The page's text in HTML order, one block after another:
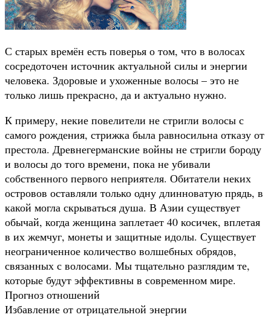
С старых времён есть поверья о том, что в волосах
сосредоточен источник актуальной силы и энергии
человека. Здоровые и ухоженные волосы – это не
только лишь прекрасно, да и актуально нужно.
К примеру, некие повелители не стригли волосы с
самого рождения, стрижка была равносильна отказу от
престола. Древнегерманские войны не стригли бороду
и волосы до того времени, пока не убивали
собственного первого неприятеля. Обитатели неких
островов оставляли только одну длинноватую прядь, в
какой могла скрываться душа. В Азии существует
обычай, когда женщина заплетает 40 косичек, вплетая
в их жемчуг, монеты и защитные идолы. Существует
неограниченное количество волшебных обрядов,
связанных с волосами. Мы тщательно разглядим те,
которые будут эффективны в современном мире.
Прогноз отношений
Избавление от отрицательной энергии